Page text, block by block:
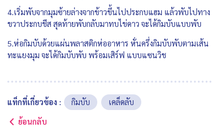
4.เริ่มพับจากมุมซ้ายล่างจากข้าวขึ้นไปประกบแฮม แล้วพับไปทาง
ขวาประกบชีส สุดท้ายพับกลับมาทบไข่ดาว จะได้กิมบับแบบพับ
5.ห่อกิมบับด้วยแผ่นพลาสติกห่ออาหาร หั่นครึ่งกิมบับพับตามเส้น
ทะแยงมุม จะได้กิมบับพับ พร้อมเสิร์ฟ แบบแซนวิช
แท็กที่เกี่ยวข้อง : กิมบับ
เคล็ดลับ
ย้อนกลับ